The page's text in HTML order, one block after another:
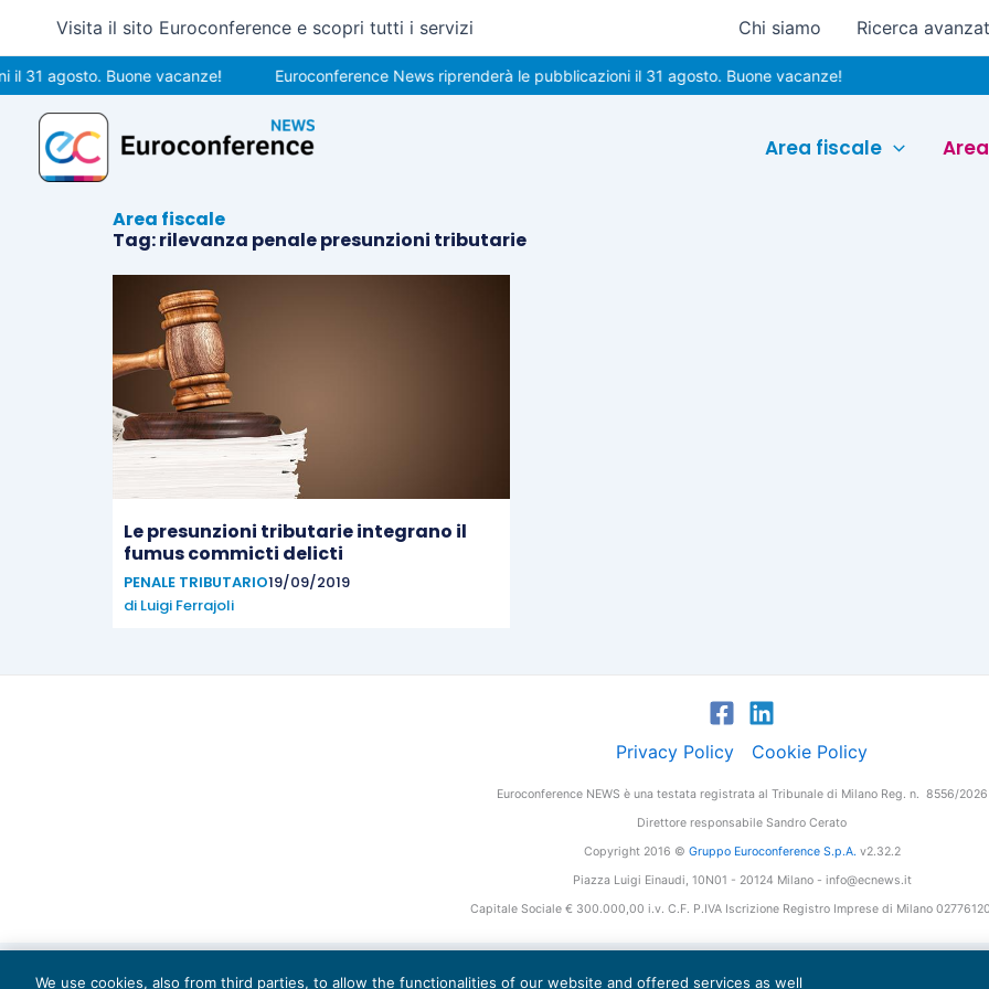
contenuto
Visita il sito Euroconference e scopri tutti i servizi Chi siamo Ricerca
31 agosto. Buone vacanze! Euroconference News riprenderà le pubblicazioni il 31 agosto. Buone vacanze!
Area fiscale
Area fiscale
Tag: rilevanza penale presunzioni tributarie
Le presunzioni tributarie integrano il
fumus commicti delicti
PENALE TRIBUTARIO19/09/2019
di Luigi Ferrajoli
Privacy Policy Cookie Policy
Euroconference NEWS è una testata registrata al Tribunale di Milano Reg. n. 8556/2026
Direttore responsabile Sandro Cerato
Copyright 2016 © Gruppo Euroconference S.p.A. v2.32.2
Piazza Luigi Einaudi, 10N01 - 20124 Milano - info@ecnews.it
Capitale Sociale € 300.000,00 i.v. C.F. P.IVA Iscrizione Registro Imprese di Milano
We use cookies, also from third parties, to allow the functionalities of our website and offered services as well